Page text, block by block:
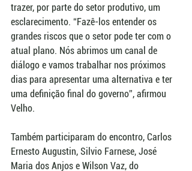
trazer, por parte do setor produtivo, um
esclarecimento. “Fazê-los entender os
grandes riscos que o setor pode ter com o
atual plano. Nós abrimos um canal de
diálogo e vamos trabalhar nos próximos
dias para apresentar uma alternativa e ter
uma definição final do governo”, afirmou
Velho.
Também participaram do encontro, Carlos
Ernesto Augustin, Silvio Farnese, José
Maria dos Anjos e Wilson Vaz, do